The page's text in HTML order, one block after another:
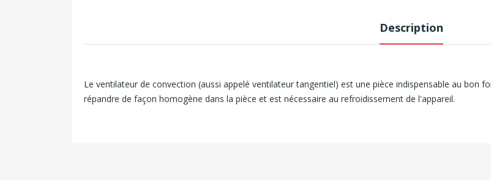
Description
Le ventilateur de convection (aussi appelé ventilateur tangentiel) est une pièce indispensable au bon
répandre de façon homogène dans la pièce et est nécessaire au refroidissement de l'appareil.